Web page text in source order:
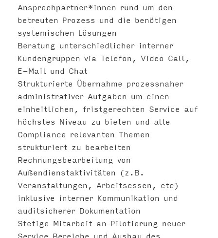
Ansprechpartner*innen rund um den
betreuten Prozess und die benötigen
systemischen Lösungen
Beratung unterschiedlicher interner
Kundengruppen via Telefon, Video Call,
E-Mail und Chat
Strukturierte Übernahme prozessnaher
administrativer Aufgaben um einen
einheitlichen, fristgerechten Service auf
höchstes Niveau zu bieten und alle
Compliance relevanten Themen
strukturiert zu bearbeiten
Rechnungsbearbeitung von
Außendienstaktivitäten (z.B.
Veranstaltungen, Arbeitsessen, etc)
inklusive interner Kommunikation und
auditsicherer Dokumentation
Stetige Mitarbeit an Pilotierung neuer